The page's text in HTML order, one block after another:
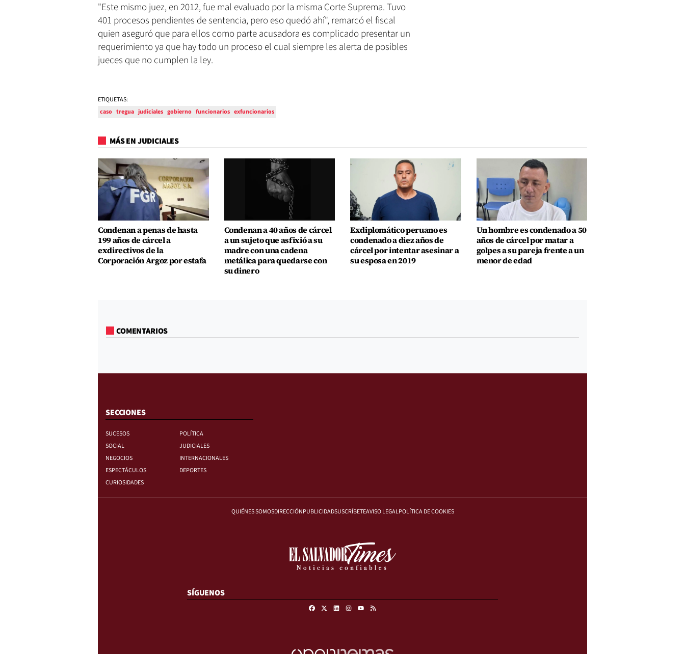
"Este mismo juez, en 2012, fue mal evaluado por la misma Corte Suprema. Tuvo
401 procesos pendientes de sentencia, pero eso quedó ahí", remarcó el fiscal
quien aseguró que para ellos como parte acusadora es complicado presentar un
requerimiento ya que hay todo un proceso el cual siempre les alerta de posibles
jueces que no cumplen la ley.
ETIQUETAS:
caso tregua judiciales gobierno funcionarios exfuncionarios
MÁS EN JUDICIALES
Condenan a penas de hasta
199 años de cárcel a
exdirectivos de la
Corporación Argoz por estafa
Condenan a 40 años de cárcel
a un sujeto que asfixió a su
madre con una cadena
metálica para quedarse con
su dinero
Exdiplomático peruano es
condenado a diez años de
cárcel por intentar asesinar a
su esposa en 2019
Un hombre es condenado a 50
años de cárcel por matar a
golpes a su pareja frente a un
menor de edad
COMENTARIOS
SECCIONES
SUCESOS
POLÍTICA
SOCIAL
JUDICIALES
NEGOCIOS
INTERNACIONALES
ESPECTÁCULOS
DEPORTES
CURIOSIDADES
QUIÉNES SOMOSDIRECCIÓNPUBLICIDADSUSCRÍBETEAVISO LEGALPOLÍTICA DE COOKIES
SÍGUENOS
FacebookLinkedinInstagram